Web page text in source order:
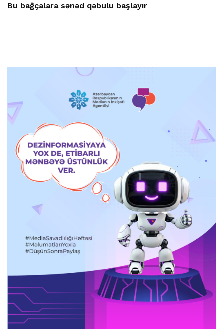
Bu bağçalara sənəd qəbulu başlayır